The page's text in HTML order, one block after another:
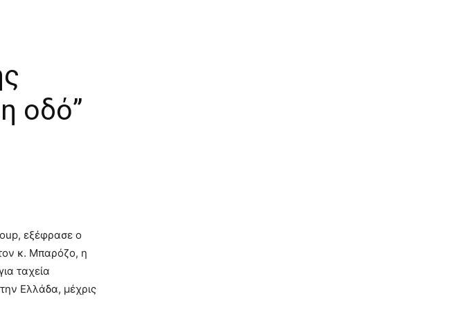
οδό”
εξέφρασε ο
κ. Μπαρόζο, η
ταχεία
Ελλάδα, μέχρις